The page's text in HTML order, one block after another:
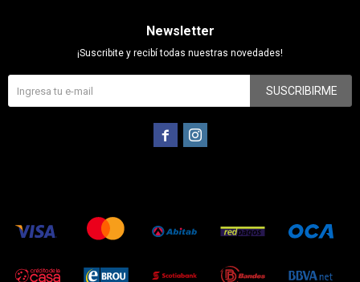
Newsletter
¡Suscribite y recibí todas nuestras novedades!
SUSCRIBIRME
 